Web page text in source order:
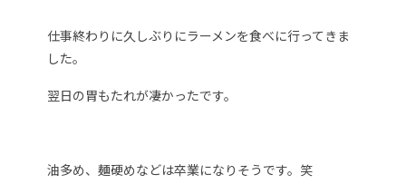
仕事終わりに久しぶりにラーメンを食べに行ってきま
した。
翌日の胃もたれが凄かったです。
油多め、麺硬めなどは卒業になりそうです。笑